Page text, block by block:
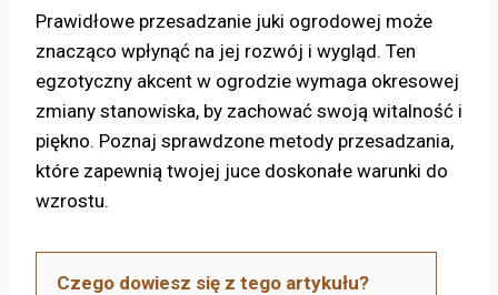
Prawidłowe przesadzanie juki ogrodowej może
znacząco wpłynąć na jej rozwój i wygląd. Ten
egzotyczny akcent w ogrodzie wymaga okresowej
zmiany stanowiska, by zachować swoją witalność i
piękno. Poznaj sprawdzone metody przesadzania,
które zapewnią twojej juce doskonałe warunki do
wzrostu.
Czego dowiesz się z tego artykułu?